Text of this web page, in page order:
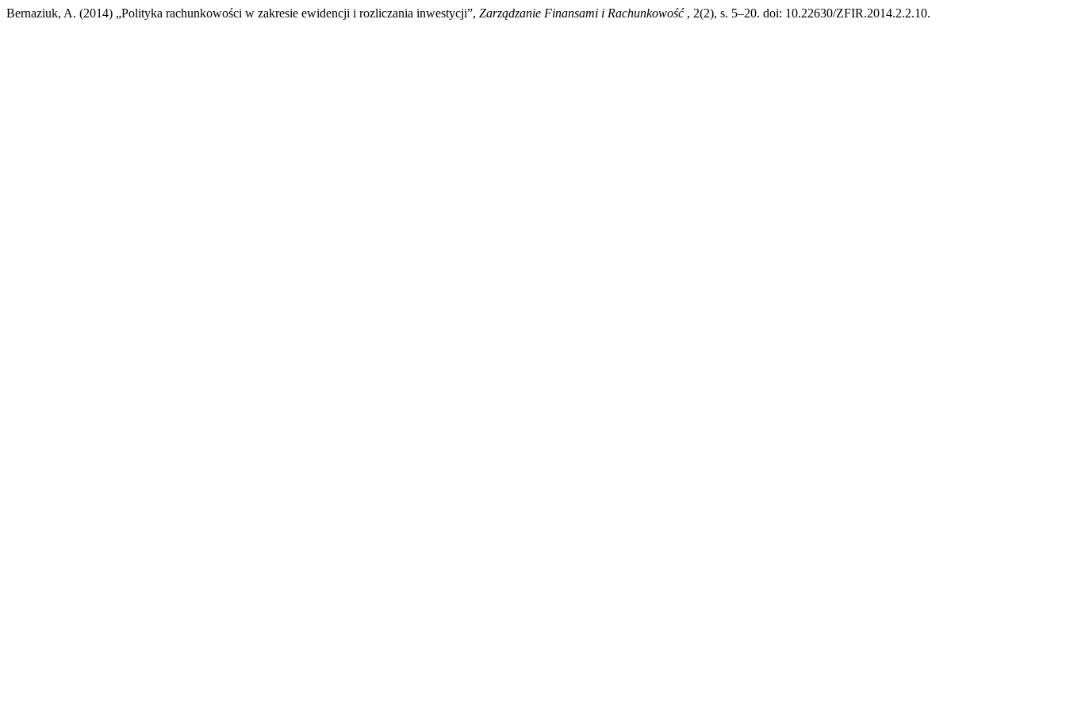
Bernaziuk, A. (2014) „Polityka rachunkowości w zakresie ewidencji i rozliczania inwestycji”, Zarządzanie Finansami i Rachunkowość , 2(2), s. 5–20. doi: 10.22630/ZFIR.2014.2.2.10.